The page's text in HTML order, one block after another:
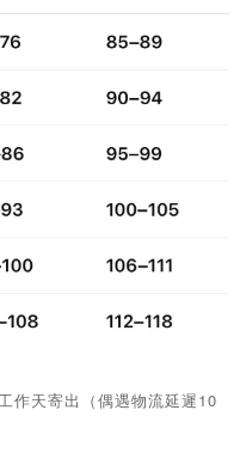
作天寄出（偶遇物流延遲10